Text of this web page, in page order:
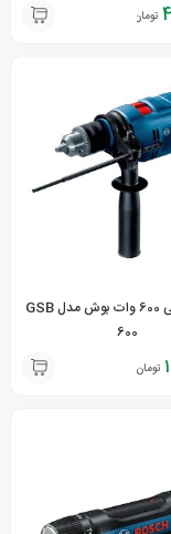
تومان
دریل چکشی 600 وات بوش مدل GSB
600
تومان